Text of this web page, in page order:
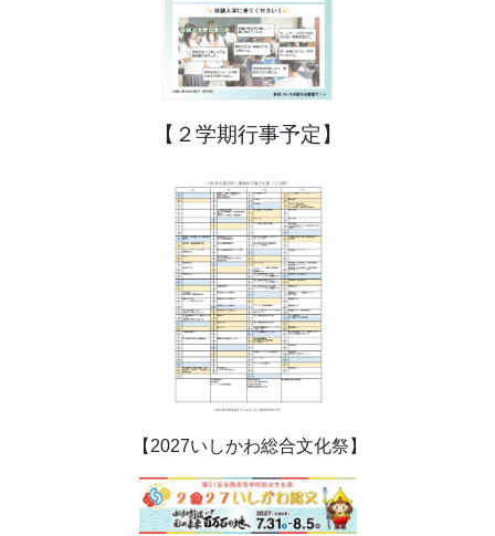
【２学期行事予定】
【2027いしかわ総合文化祭】